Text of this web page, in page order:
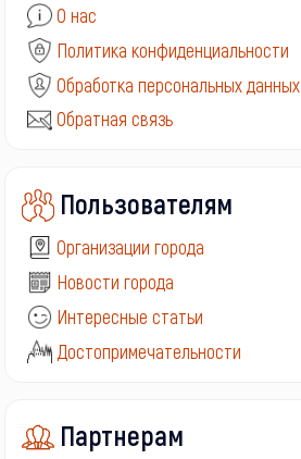
О нас
Политика конфиденциальности
Обработка персональных данных
Обратная связь
Пользователям
Организации города
Новости города
Интересные статьи
Достопримечательности
Партнерам